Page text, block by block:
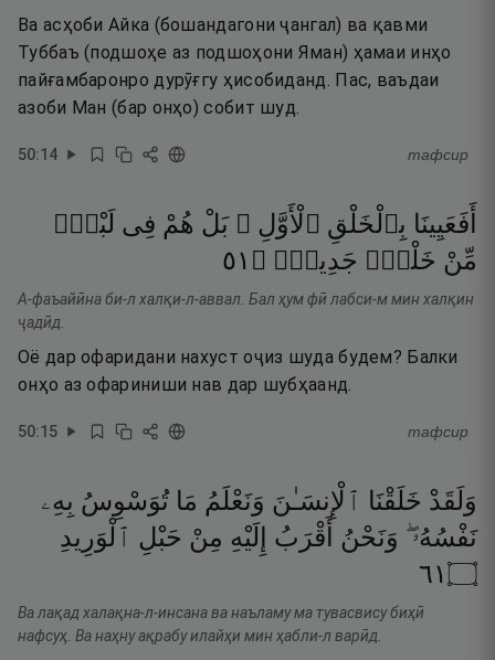
Ва асҳоби Айка (бошандагони ҷангал) ва қавми
Туббаъ (подшоҳе аз подшоҳони Яман) ҳамаи инҳо
пайғамбаронро дурӯғгу ҳисобиданд. Пас, ваъдаи
азоби Ман (бар онҳо) собит шуд.
50:14 тафсир
أَفَعَيِينَا بِٱلْخَلْقِ ٱلْأَوَّلِ ۚ بَلْ هُمْ فِى لَبْسٍۢ
مِّنْ خَلْقٍۢ جَدِيدٍۢ ۝ ١٥
А-фаъайӣна би-л халқи-л-аввал. Бал ҳум фӣ лабси-м мин халқин
ҷадӣд.
Оё дар офаридани нахуст оҷиз шуда будем? Балки
онҳо аз офариниши нав дар шубҳаанд.
50:15 тафсир
وَلَقَدْ خَلَقْنَا ٱلْإِنسَـٰنَ وَنَعْلَمُ مَا تُوَسْوِسُ بِهِۦ
نَفْسُهُۥ ۖ وَنَحْنُ أَقْرَبُ إِلَيْهِ مِنْ حَبْلِ ٱلْوَرِيدِ
۝١٦
Ва лақад халақна-л-инсана ва наъламу ма тувасвису биҳӣ
нафсуҳ. Ва наҳну ақрабу илайҳи мин ҳабли-л варӣд.